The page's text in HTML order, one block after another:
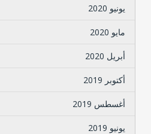
يونيو 2020
مايو 2020
أبريل 2020
أكتوبر 2019
أغسطس 2019
يونيو 2019